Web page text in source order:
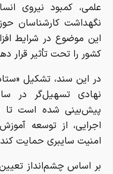
علمی، کمبود نیروی
نگهداشت کارشناسان
این موضوع در شرایط
کشور را تحت تأثیر قرار
در این سند، تشکیل
نهادی تسهیل‌گر در
پیش‌بینی شده است تا
اجرایی، از توسعه
امنیت سایبری حمایت
بر اساس چشم‌انداز